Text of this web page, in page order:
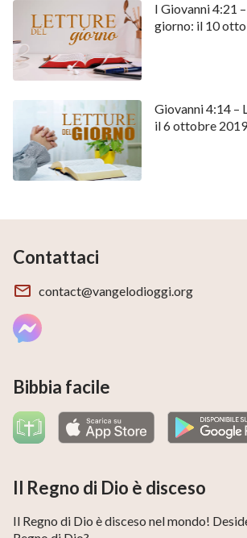
I Giovanni 4:21
giorno: il 10
Giovanni 4:14 – Letture del giorno:
il 6 ottobre 2019
Contattaci
contact@vangelodioggi.org
Bibbia facile
Il Regno di Dio è disceso
Il Regno di Dio è disceso nel mondo!